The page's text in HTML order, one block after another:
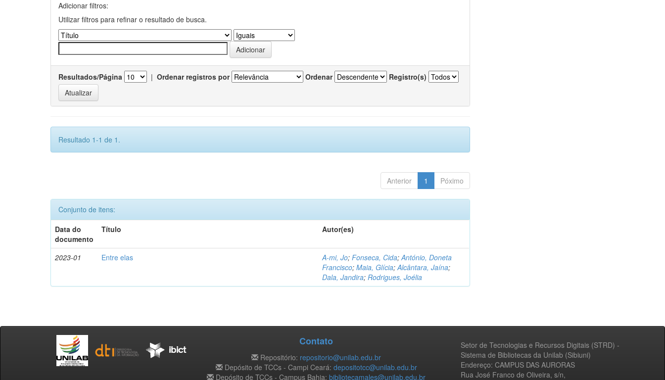
Adicionar filtros:
Utilizar filtros para refinar o resultado de busca.
Resultados/Página | Ordenar registros por Ordenar Registro(s)
Resultado 1-1 de 1.
Anterior 1 Póximo
Conjunto de itens:
Data do
documento
Título Autor(es)
2023-01 Entre elas A-mi, Jo;Fonseca, Cida;António, Doneta
Francisco;Maia, Glícia;Alcântara, Jaína;
Dala, Jandira;Rodrigues, Joélia
Setor de Tecnologias e Recursos Digitais (STRD) -
Sistema de Bibliotecas da Unilab (Sibiuni)
Endereço: CAMPUS DAS AURORAS
Rua José Franco de Oliveira, s/n,
Contato
Repositório: repositorio@unilab.edu.br
Depósito de TCCs - Campi Ceará: depositotcc@unilab.edu.br
Depósito de TCCs - Campus Bahia: bibliotecamales@unilab.edu.br